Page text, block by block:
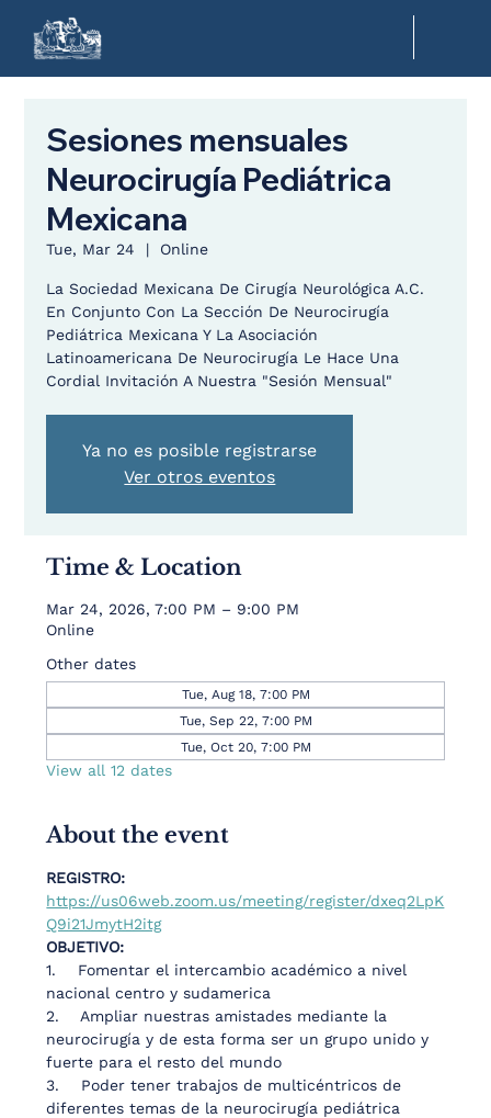
Sesiones mensuales
Neurocirugía Pediátrica
Mexicana
Tue, Mar 24
  |
Online
La Sociedad Mexicana De Cirugía Neurológica A.C.
En Conjunto Con La Sección De Neurocirugía
Pediátrica Mexicana Y La Asociación
Latinoamericana De Neurocirugía Le Hace Una
Cordial Invitación A Nuestra "Sesión Mensual"
Ya no es posible registrarse
Ver otros eventos
Time & Location
Mar 24, 2026, 7:00 PM – 9:00 PM
Online
Other dates
Tue, Aug 18, 7:00 PM
Tue, Sep 22, 7:00 PM
Tue, Oct 20, 7:00 PM
View all 12 dates
About the event
REGISTRO:
https://us06web.zoom.us/meeting/register/dxeq2LpK
Q9i21JmytH2itg
OBJETIVO:
1.    Fomentar el intercambio académico a nivel
nacional centro y sudamerica
2.    Ampliar nuestras amistades mediante la
neurocirugía y de esta forma ser un grupo unido y
fuerte para el resto del mundo
3.    Poder tener trabajos de multicéntricos de
diferentes temas de la neurocirugía pediátrica